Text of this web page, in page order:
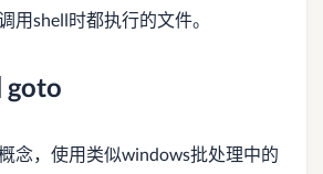
用shell时都执行的文件。
goto
念，使用类似windows批处理中的